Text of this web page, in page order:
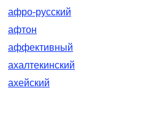
афро-русский
афтон
аффективный
ахалтекинский
ахейский